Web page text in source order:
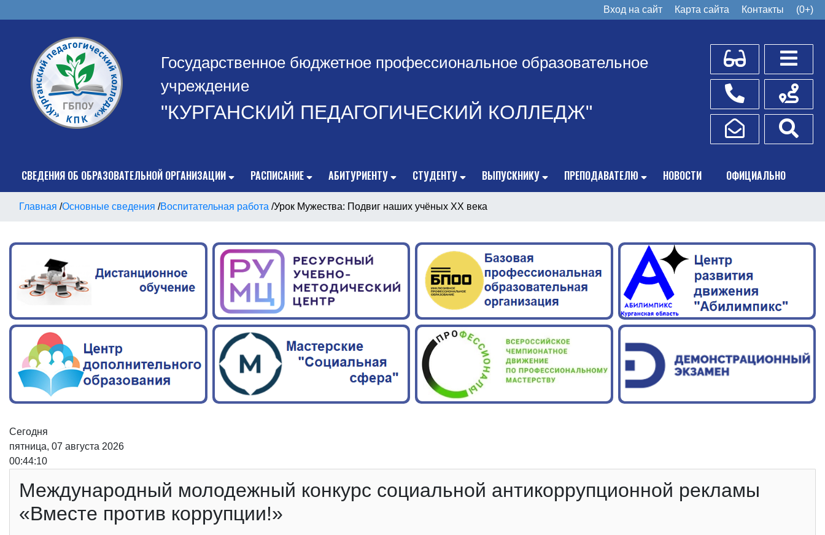
Вход на сайт Карта сайта Контакты (0+)
Государственное бюджетное профессиональное образовательное
учреждение
"КУРГАНСКИЙ ПЕДАГОГИЧЕСКИЙ КОЛЛЕДЖ"
Для слабовидящих
Телефоны
Написать обращение
Схема
СВЕДЕНИЯ ОБ ОБРАЗОВАТЕЛЬНОЙ ОРГАНИЗАЦИИ РАСПИСАНИЕ АБИТУРИЕНТУ СТУДЕНТУ ВЫПУСКНИКУ ПРЕПОДАВАТЕЛЮ НОВОСТИ ОФИЦИАЛЬНО
Главная /Основные сведения /Воспитательная работа /Урок Мужества: Подвиг наших учёных XX века
Сегодня
пятница, 07 августа 2026
00:44:11
Международный молодежный конкурс социальной антикоррупционной рекламы
«Вместе против коррупции!»